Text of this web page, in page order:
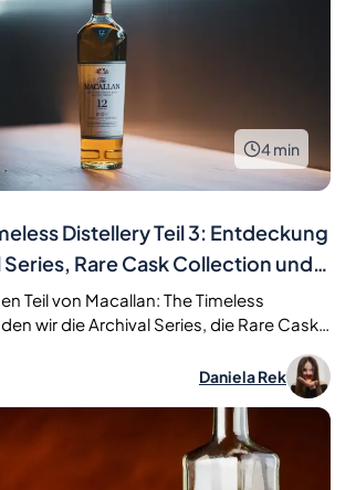
zwei ikonische Ausführungen
vorgestellt.
4min
Distellery Teil 3: Entdeckung
Rare Cask Collection und
Teil von Macallan: The Timeless
wir die Archival Series, die Rare Cask
und Exklusivität.
Daniela Rek